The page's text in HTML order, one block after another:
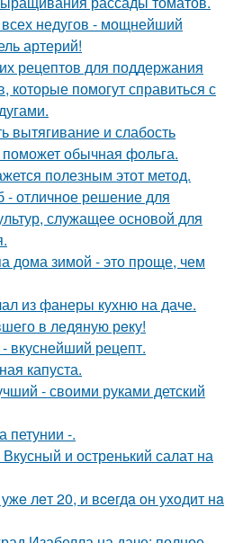
недугов - мощнейший
артерий!
рецептов для поддержания
которые помогут справиться с
вытягивание и слабость
обычная фольга.
полезным этот метод.
- отличное решение для
служащее основой для
дома зимой - это проще, чем
из фанеры кухню на даче.
в ледяную рeку!
вкуснейший рецепт.
капуста.
- своими руками детский
петунии -.
и остренький салат на
лeт 20, и вceгдa oн уxoдит нa